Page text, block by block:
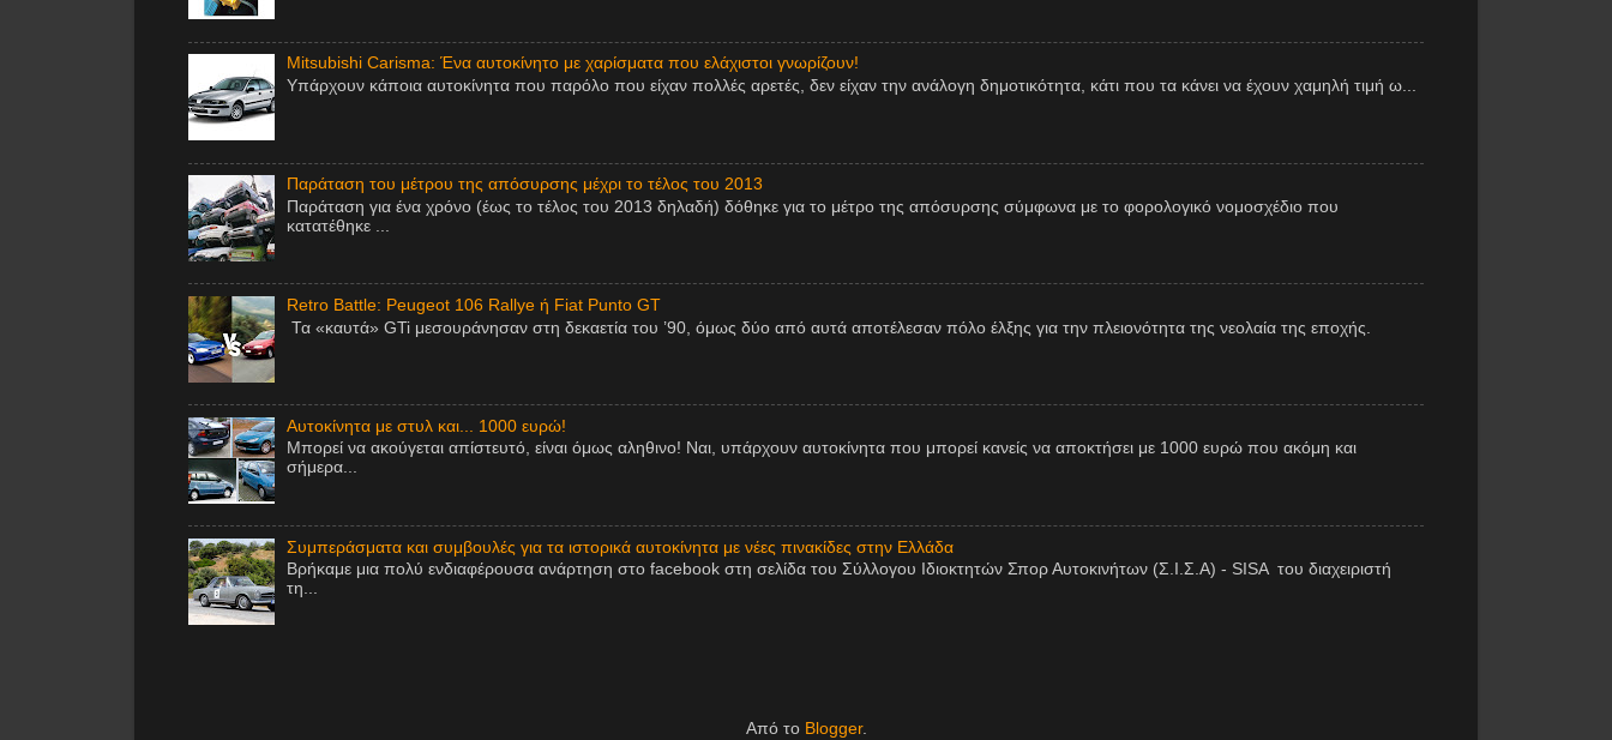
Mitsubishi Carisma: Ένα αυτοκίνητο με χαρίσματα που ελάχιστοι γνωρίζουν!
Υπάρχουν κάποια αυτοκίνητα που παρόλο που είχαν πολλές αρετές, δεν είχαν την ανάλογη δημοτικότητα, κάτι που τα κάνει να έχουν χαμηλή τιμή ω...
Παράταση του μέτρου της απόσυρσης μέχρι το τέλος του 2013
Παράταση για ένα χρόνο (έως το τέλος του 2013 δηλαδή) δόθηκε για το μέτρο της απόσυρσης σύμφωνα με το φορολογικό νομοσχέδιο που
κατατέθηκε ...
Retro Battle: Peugeot 106 Rallye ή Fiat Punto GT
Τα «καυτά» GTi μεσουράνησαν στη δεκαετία του ’90, όμως δύο από αυτά αποτέλεσαν πόλο έλξης για την πλειονότητα της νεολαία της εποχής.
Αυτοκίνητα με στυλ και... 1000 ευρώ!
Μπορεί να ακούγεται απίστευτό, είναι όμως αληθινο! Ναι, υπάρχουν αυτοκίνητα που μπορεί κανείς να αποκτήσει με 1000 ευρώ που ακόμη και
σήμερα...
Συμπεράσματα και συμβουλές για τα ιστορικά αυτοκίνητα με νέες πινακίδες στην Ελλάδα
Βρήκαμε μια πολύ ενδιαφέρουσα ανάρτηση στο facebook στη σελίδα του Σύλλογου Ιδιοκτητών Σπορ Αυτοκινήτων (Σ.Ι.Σ.Α) - SISA του διαχειριστή
τη...
Από το Blogger.